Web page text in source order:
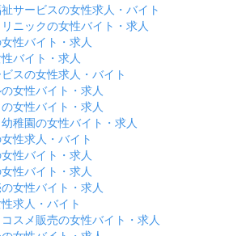
サービスの女性求人・バイト
ニックの女性バイト・求人
性バイト・求人
バイト・求人
スの女性求人・バイト
女性バイト・求人
女性バイト・求人
稚園の女性バイト・求人
性求人・バイト
性バイト・求人
性バイト・求人
女性バイト・求人
求人・バイト
スメ販売の女性バイト・求人